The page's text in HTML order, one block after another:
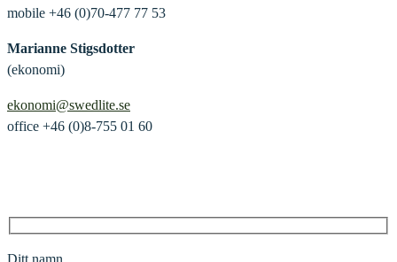
mobile +46 (0)70-477 77 53
Marianne Stigsdotter
(ekonomi)
ekonomi@swedlite.se
office +46 (0)8-755 01 60
Ditt namn